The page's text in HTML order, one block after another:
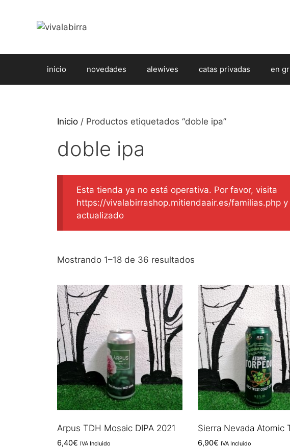
contenido
inicio novedades alewives catas privadas en
Inicio / Productos etiquetados “doble ipa”
doble ipa
Esta tienda ya no está operativa. Por favor, visita
https://vivalabirrashop.mitiendaair.es/familias.php
actualizado
Mostrando 1–18 de 36 resultados
los
últimos
Arpus TDH Mosaic DIPA 2021
6,40€ IVA Incluido
Sierra Nevada Atomic
6,90€ IVA Incluido